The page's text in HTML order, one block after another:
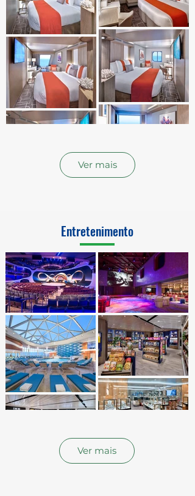
Ver mais
Entretenimento
Ver mais